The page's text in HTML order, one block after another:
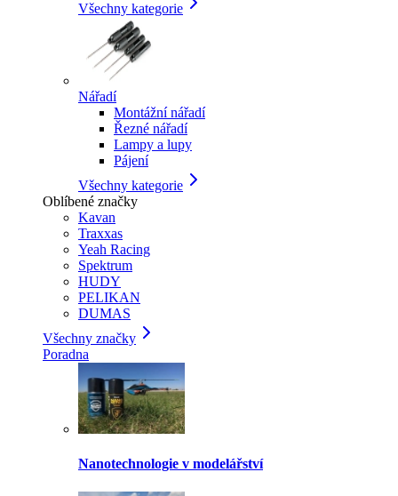
Všechny kategorie
Nářadí
Montážní nářadí
Řezné nářadí
Lampy a lupy
Pájení
Všechny kategorie
Oblíbené značky
Kavan
Traxxas
Yeah Racing
Spektrum
HUDY
PELIKAN
DUMAS
Všechny značky
Poradna
Nanotechnologie v modelářství